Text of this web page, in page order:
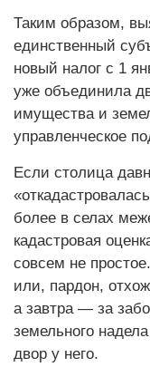
Таким образом,
единственный
новый налог с 1
уже объединила
имущества и
управленческое
Если столица
более в селах
кадастровая
совсем не
или, пардон,
а завтра — за
земельного
двор у него.